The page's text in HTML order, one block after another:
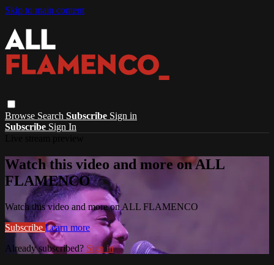
Skip to main content
Browse Search Subscribe Sign in
Subscribe Sign In
Watch this video and more on ALL
FLAMENCO
Watch this video and more on ALL FLAMENCO
Subscribe Learn more
Already subscribed? Sign in